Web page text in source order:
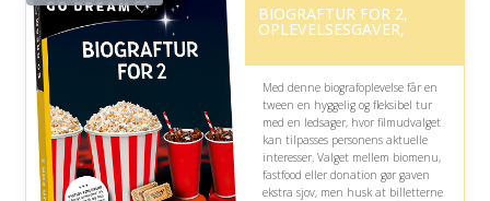
BIOGRAFTUR FOR 2,
OPLEVELSESGAVER,
Med denne biografoplevelse får en
tween en hyggelig og fleksibel tur
med en ledsager, hvor filmudvalget
kan tilpasses personens aktuelle
interesser. Valget mellem biomenu,
fastfood eller donation gør gaven
ekstra sjov, men husk at billetterne